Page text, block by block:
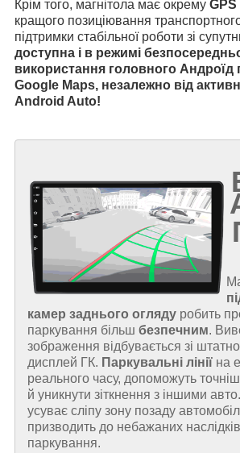
Крім того, магнітола має окрему GPS
кращого позиціювання
підтримки стабільної роботи зі
доступна і в режимі
використання головного Андроїд
Google Maps, незалежно від
Android Auto!
камер заднього огляду робить
паркування більш безпечним.
зображення відбувається зі
дисплей ГК. Паркувальні лінії на
реального часу, допоможуть
й уникнути зіткнення з іншими
усуває сліпу зону позаду
призводить до небажаних
паркування.